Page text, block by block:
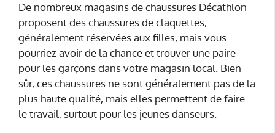
De nombreux magasins de chaussures Décathlon
proposent des chaussures de claquettes,
généralement réservées aux filles, mais vous
pourriez avoir de la chance et trouver une paire
pour les garçons dans votre magasin local. Bien
sûr, ces chaussures ne sont généralement pas de la
plus haute qualité, mais elles permettent de faire
le travail, surtout pour les jeunes danseurs.